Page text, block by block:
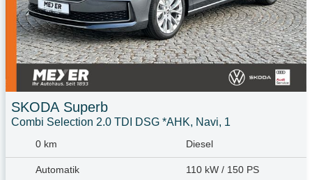
SKODA Superb
Combi Selection 2.0 TDI DSG *AHK, Navi, 1
0 km Diesel
Automatik 110 kW / 150 PS